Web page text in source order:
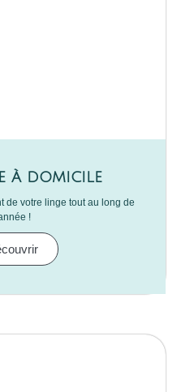
à domicile
de votre linge tout au long de
!